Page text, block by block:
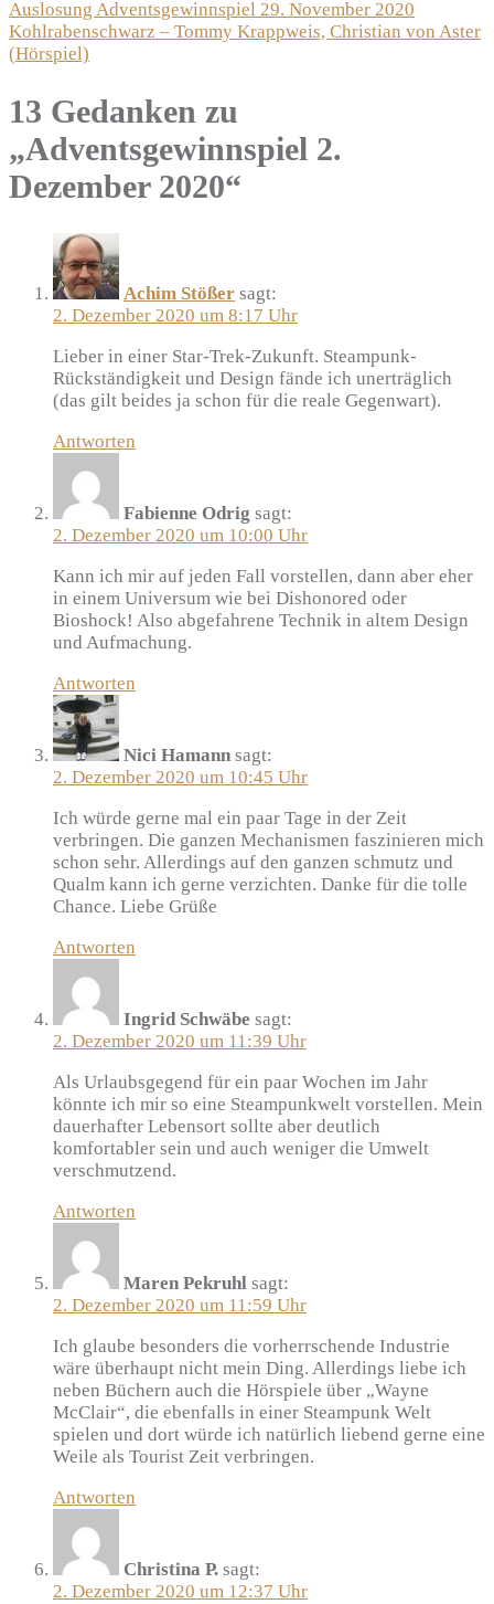
Beitragsnavigation
Auslosung Adventsgewinnspiel 29. November 2020
Kohlrabenschwarz – Tommy Krappweis, Christian von Aster
(Hörspiel)
13 Gedanken zu
„Adventsgewinnspiel 2.
Dezember 2020“
Achim Stößer sagt:
2. Dezember 2020 um 8:17 Uhr
Lieber in einer Star-Trek-Zukunft. Steampunk-
Rückständigkeit und Design fände ich unerträglich
(das gilt beides ja schon für die reale Gegenwart).
Antworten
Fabienne Odrig sagt:
2. Dezember 2020 um 10:00 Uhr
Kann ich mir auf jeden Fall vorstellen, dann aber eher
in einem Universum wie bei Dishonored oder
Bioshock! Also abgefahrene Technik in altem Design
und Aufmachung.
Antworten
Nici Hamann sagt:
2. Dezember 2020 um 10:45 Uhr
Ich würde gerne mal ein paar Tage in der Zeit
verbringen. Die ganzen Mechanismen faszinieren mich
schon sehr. Allerdings auf den ganzen schmutz und
Qualm kann ich gerne verzichten. Danke für die tolle
Chance. Liebe Grüße
Antworten
Ingrid Schwäbe sagt:
2. Dezember 2020 um 11:39 Uhr
Als Urlaubsgegend für ein paar Wochen im Jahr
könnte ich mir so eine Steampunkwelt vorstellen. Mein
dauerhafter Lebensort sollte aber deutlich
komfortabler sein und auch weniger die Umwelt
verschmutzend.
Antworten
Maren Pekruhl sagt:
2. Dezember 2020 um 11:59 Uhr
Ich glaube besonders die vorherrschende Industrie
wäre überhaupt nicht mein Ding. Allerdings liebe ich
neben Büchern auch die Hörspiele über „Wayne
McClair“, die ebenfalls in einer Steampunk Welt
spielen und dort würde ich natürlich liebend gerne eine
Weile als Tourist Zeit verbringen.
Antworten
Christina P. sagt:
2. Dezember 2020 um 12:37 Uhr